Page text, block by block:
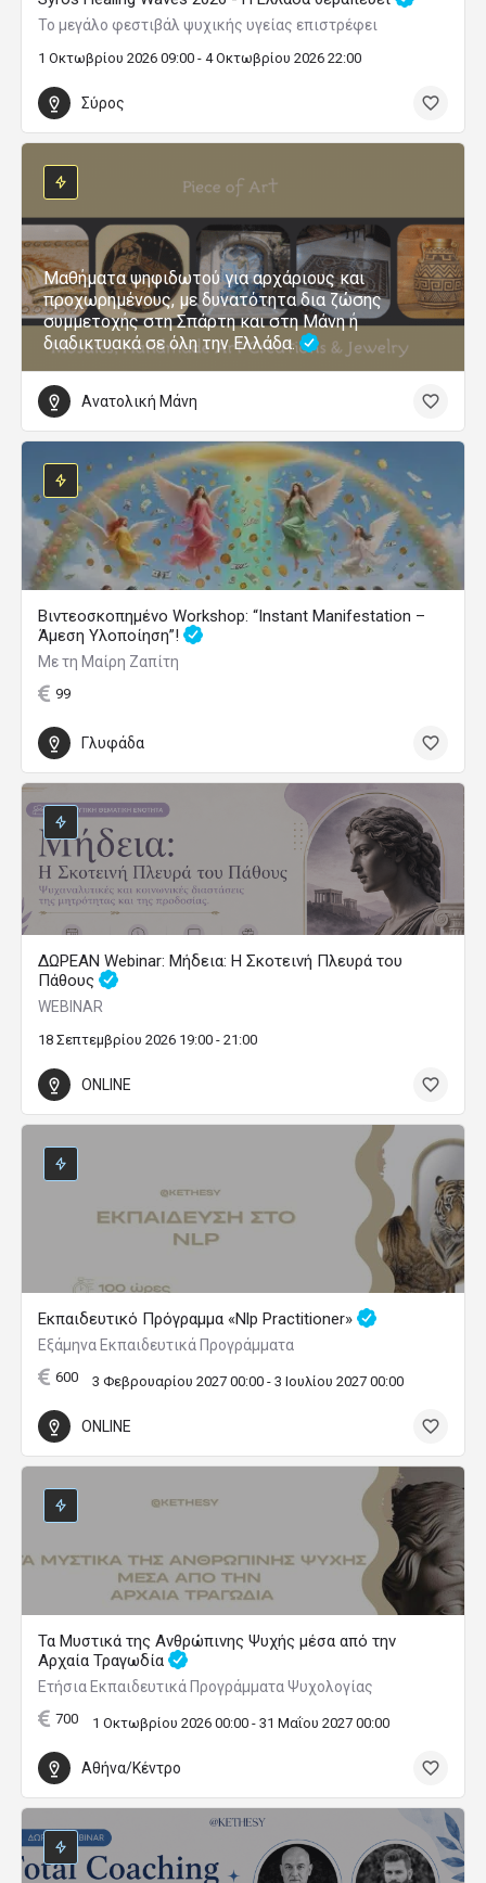
Το μεγάλο φεστιβάλ ψυχικής υγείας επιστρέφει
1 Οκτωβρίου 2026 09:00 - 4 Οκτωβρίου 2026 22:00
Σύρος
Μαθήματα ψηφιδωτού για αρχάριους και
προχωρημένους, με δυνατότητα δια ζώσης
συμμετοχής στη Σπάρτη και στη Μάνη ή
διαδικτυακά σε όλη την Ελλάδα.
Ανατολική Μάνη
Βιντεοσκοπημένο Workshop: “Instant Manifestation –
Άμεση Υλοποίηση”!
Με τη Μαίρη Ζαπίτη
99
Γλυφάδα
ΔΩΡΕΑΝ Webinar: Μήδεια: Η Σκοτεινή Πλευρά του
Πάθους
WEBINAR
18 Σεπτεμβρίου 2026 19:00 - 21:00
ONLINE
Εκπαιδευτικό Πρόγραμμα «Nlp Practitioner»
Εξάμηνα Εκπαιδευτικά Προγράμματα
600 3 Φεβρουαρίου 2027 00:00 - 3 Ιουλίου 2027 00:00
ONLINE
Τα Μυστικά της Ανθρώπινης Ψυχής μέσα από την
Αρχαία Τραγωδία
Ετήσια Εκπαιδευτικά Προγράμματα Ψυχολογίας
700 1 Οκτωβρίου 2026 00:00 - 31 Μαΐου 2027 00:00
Αθήνα/Κέντρο